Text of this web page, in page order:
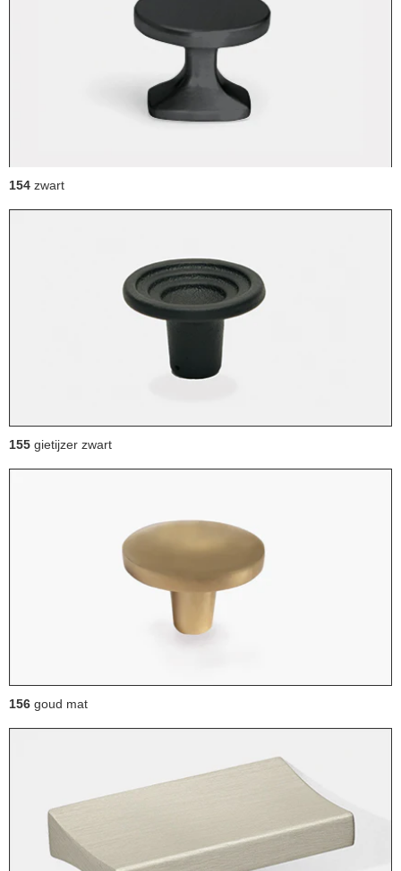
154 zwart
155 gietijzer zwart
156 goud mat